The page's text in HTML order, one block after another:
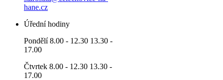
hane.cz
Úřední hodiny
Pondělí 8.00 - 12.30 13.30 -
17.00
Čtvrtek 8.00 - 12.30 13.30 -
17.00